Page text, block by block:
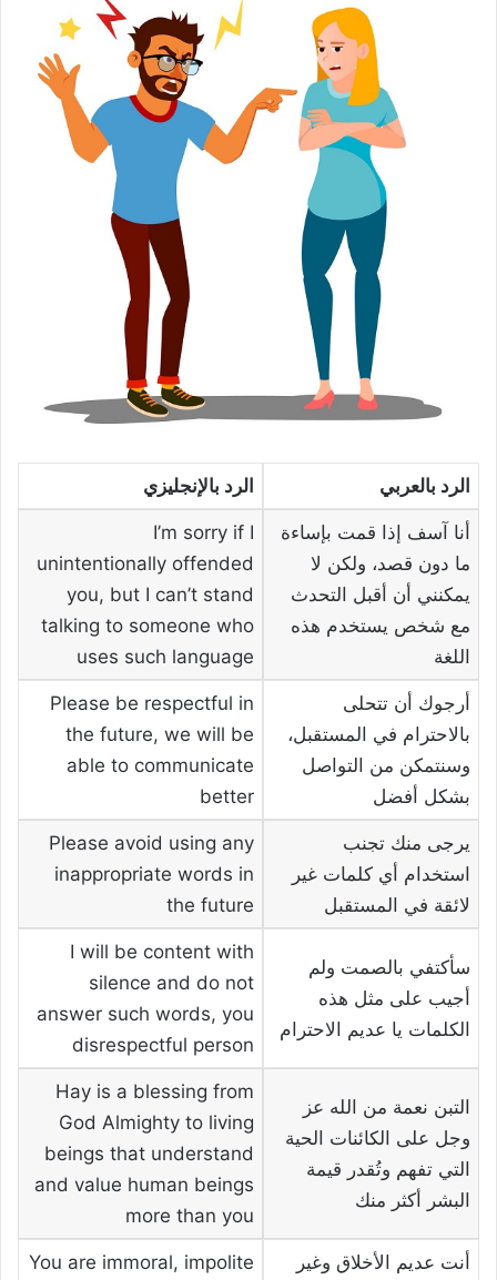
الرد بالعربي الرد بالإنجليزي
أنا آسف إذا قمت بإساءة
ما دون قصد، ولكن لا
يمكنني أن أقبل التحدث
مع شخص يستخدم هذه
اللغة
I’m sorry if I
unintentionally offended
you, but I can’t stand
talking to someone who
uses such language
أرجوك أن تتحلى
بالاحترام في المستقبل،
وسنتمكن من التواصل
بشكل أفضل
Please be respectful in
the future, we will be
able to communicate
better
يرجى منك تجنب
استخدام أي كلمات غير
لائقة في المستقبل
Please avoid using any
inappropriate words in
the future
سأكتفي بالصمت ولم
أجيب على مثل هذه
الكلمات يا عديم الاحترام
I will be content with
silence and do not
answer such words, you
disrespectful person
التبن نعمة من الله عز
وجل على الكائنات الحية
التي تفهم وتُقدر قيمة
البشر أكثر منك
Hay is a blessing from
God Almighty to living
beings that understand
and value human beings
more than you
أنت عديم الأخلاق وغير
You are immoral, impolite